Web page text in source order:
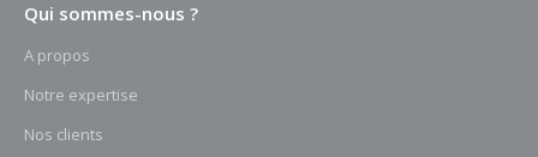
Qui sommes-nous ?
A propos
Notre expertise
Nos clients